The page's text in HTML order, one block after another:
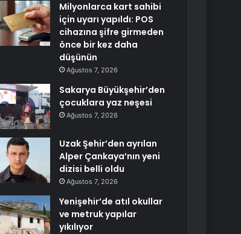
Milyonlarca kart sahibi
için uyarı yapıldı: POS
cihazına şifre girmeden
önce bir kez daha
düşünün
Ağustos 7, 2026
Sakarya Büyükşehir’den
çocuklara yaz neşesi
Ağustos 7, 2026
Uzak Şehir’den ayrılan
Alper Çankaya’nın yeni
dizisi belli oldu
Ağustos 7, 2026
Yenişehir’de atıl okullar
ve metruk yapılar
yıkılıyor